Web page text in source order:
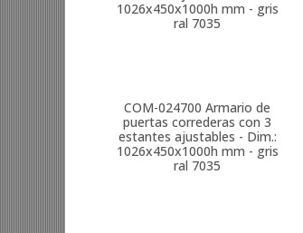
1026x450x1000h mm - gris
ral 7035
COM-024700 Armario de
puertas correderas con 3
estantes ajustables - Dim.:
1026x450x1000h mm - gris
ral 7035